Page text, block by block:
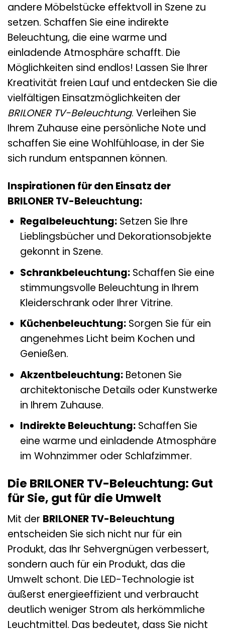
andere Möbelstücke effektvoll in Szene zu
setzen. Schaffen Sie eine indirekte
Beleuchtung, die eine warme und
einladende Atmosphäre schafft. Die
Möglichkeiten sind endlos! Lassen Sie Ihrer
Kreativität freien Lauf und entdecken Sie die
vielfältigen Einsatzmöglichkeiten der
BRILONER TV-Beleuchtung. Verleihen Sie
Ihrem Zuhause eine persönliche Note und
schaffen Sie eine Wohlfühloase, in der Sie
sich rundum entspannen können.
Inspirationen für den Einsatz der
BRILONER TV-Beleuchtung:
Regalbeleuchtung:Setzen Sie Ihre
Lieblingsbücher und Dekorationsobjekte
gekonnt in Szene.
Schrankbeleuchtung:Schaffen Sie eine
stimmungsvolle Beleuchtung in Ihrem
Kleiderschrank oder Ihrer Vitrine.
Küchenbeleuchtung:Sorgen Sie für ein
angenehmes Licht beim Kochen und
Genießen.
Akzentbeleuchtung:Betonen Sie
architektonische Details oder Kunstwerke
in Ihrem Zuhause.
Indirekte Beleuchtung:Schaffen Sie
eine warme und einladende Atmosphäre
im Wohnzimmer oder Schlafzimmer.
Die BRILONER TV-Beleuchtung: Gut
für Sie, gut für die Umwelt
Mit der BRILONER TV-Beleuchtung
entscheiden Sie sich nicht nur für ein
Produkt, das Ihr Sehvergnügen verbessert,
sondern auch für ein Produkt, das die
Umwelt schont. Die LED-Technologie ist
äußerst energieeffizient und verbraucht
deutlich weniger Strom als herkömmliche
Leuchtmittel. Das bedeutet, dass Sie nicht